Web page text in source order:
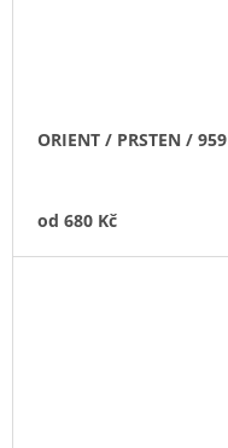
ORIENT / PRSTEN / 959
od 680 Kč